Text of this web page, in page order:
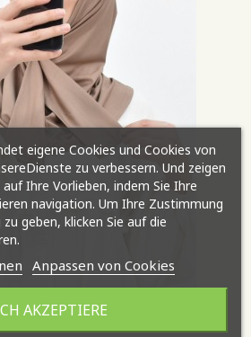
eigene Cookies und Cookies von
zu verbessern. Und zeigen
Ihre Vorlieben, indem Sie Ihre
navigation. Um Ihre Zustimmung
geben, klicken Sie auf die
Anpassen von Cookies
AKZEPTIERE